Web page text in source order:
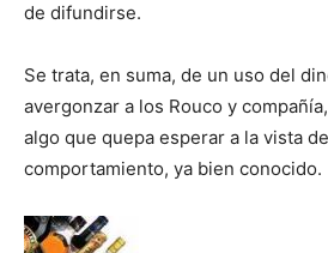
de difundirse.
Se trata, en suma, de un uso del
avergonzar a los Rouco y
algo que quepa esperar a la vista
comportamiento, ya bien conocido.